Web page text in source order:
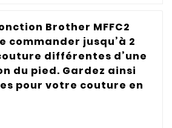
Brother MFFC2
commander jusqu’à 2
différentes d’une
du pied. Gardez ainsi
pour votre couture en